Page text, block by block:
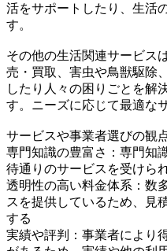
活をサポートしたり、生活
す。
その他の生活関連サービス
売・買取、害虫や鳥獣駆除
したり人々の困りごとを解
す。ニーズに応じて最適な
サービスや事業者選びの観
専門知識の豊富さ：専門知
待通りのサービスを受けら
透明性の高い料金体系：数
スを提供しているため、見
する
実績や評判：事業者により